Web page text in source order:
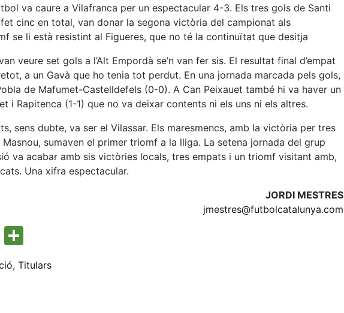
va caure a Vilafranca per un espectacular 4-3. Els tres gols de Santi
fet cinc en total, van donar la segona victòria del campionat als
se li està resistint al Figueres, que no té la continuïtat que desitja
veure set gols a l’Alt Empordà se’n van fer sis. El resultat final d’empat
a un Gavà que ho tenia tot perdut. En una jornada marcada pels gols,
de Mafumet-Castelldefels (0-0). A Can Peixauet també hi va haver un
i Rapitenca (1-1) que no va deixar contents ni els uns ni els altres.
sens dubte, va ser el Vilassar. Els maresmencs, amb la victòria per tres
sumaven el primer triomf a la lliga. La setena jornada del grup
va acabar amb sis victòries locals, tres empats i un triomf visitant amb,
Una xifra espectacular.
JORDI MESTRES
jmestres@futbolcatalunya.com
Print
, Titulars
necessàries
per al
funcionament
tècnic de la
Estadístiques
Recopilem
estadístiques
de manera
anònima d'ús
funcionalitat i
estructura.